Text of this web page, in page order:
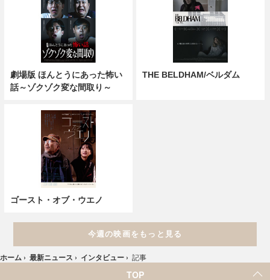
劇場版 ほんとうにあった怖い
話～ゾクゾク変な間取り～
THE BELDHAM/ベルダム
ゴースト・オブ・ウエノ
今週の映画をもっと見る
ホーム › 最新ニュース › インタビュー › 記事
TOP